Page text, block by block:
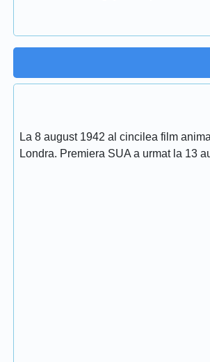
La 8 august 1942 al cincilea film
Londra. Premiera SUA a urmat la 13